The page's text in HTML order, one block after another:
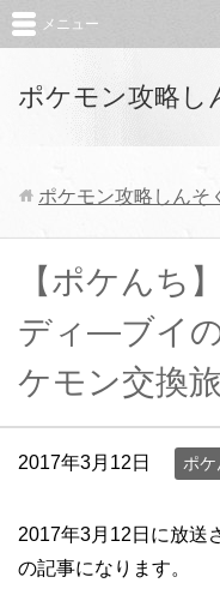
ポケモン攻略し
メニュー
ポケモン攻略しんそ
【ポケんち
ディ―ブイ
ケモン交換
2017年3月12日 ポケ
2017年3月12日に放送
の記事になります。